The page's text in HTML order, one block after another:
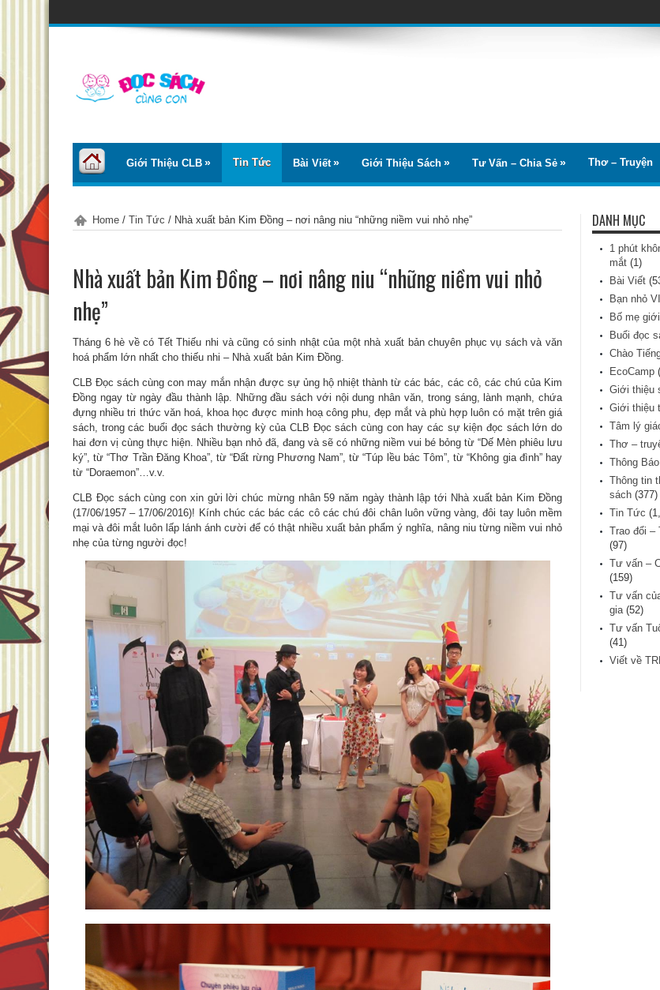
Giới Thiệu CLB Tin Tức Bài Viết Giới Thiệu Sách Tư Vấn – Chia Sẻ Thơ – Truyện
Home / Tin Tức / Nhà xuất bản Kim Đồng – nơi nâng niu “những niềm vui nhỏ nhẹ”
Nhà xuất bản Kim Đồng – nơi nâng niu “những niềm vui nhỏ
nhẹ”
Tháng 6 hè về có Tết Thiếu nhi và cũng có sinh nhật của một nhà xuất bản chuyên phục vụ sách và văn
hoá phẩm lớn nhất cho thiếu nhi – Nhà xuất bản Kim Đồng.
CLB Đọc sách cùng con may mắn nhận được sự ủng hộ nhiệt thành từ các bác, các cô, các chú của Kim
Đồng ngay từ ngày đầu thành lập. Những đầu sách với nội dung nhân văn, trong sáng, lành mạnh, chứa
đựng nhiều tri thức văn hoá, khoa học được minh hoạ công phu, đẹp mắt và phù hợp luôn có mặt trên giá
sách, trong các buổi đọc sách thường kỳ của CLB Đọc sách cùng con hay các sự kiện đọc sách lớn do
hai đơn vị cùng thực hiện. Nhiều bạn nhỏ đã, đang và sẽ có những niềm vui bé bỏng từ “Dế Mèn phiêu lưu
ký”, từ “Thơ Trần Đăng Khoa”, từ “Đất rừng Phương Nam”, từ “Túp lều bác Tôm”, từ “Không gia đình” hay
từ “Doraemon”…v.v.
CLB Đọc sách cùng con xin gửi lời chúc mừng nhân 59 năm ngày thành lập tới Nhà xuất bản Kim Đồng
(17/06/1957 – 17/06/2016)! Kính chúc các bác các cô các chú đôi chân luôn vững vàng, đôi tay luôn mềm
mại và đôi mắt luôn lấp lánh ánh cười để có thật nhiều xuất bản phẩm ý nghĩa, nâng niu từng niềm vui nhỏ
nhẹ của từng người đọc!
DANH MỤC
1 phút
mắt (1)
Bài Viết
Bạn nhỏ
Bố mẹ
Buổi đọc
Chào
EcoCamp
Giới thiệu
Giới thiệu
Tâm lý
Thơ –
Thông Báo
Thông tin
sách (377)
Tin Tức
Trao đổi –
(97)
Tư vấn –
(159)
Tư vấn
gia(52)
Tư vấn
(41)
Viết về